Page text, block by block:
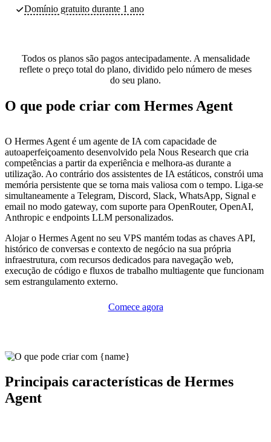
Domínio gratuito durante 1 ano
Todos os planos são pagos antecipadamente. A mensalidade
reflete o preço total do plano, dividido pelo número de meses
do seu plano.
O que pode criar com Hermes Agent
O Hermes Agent é um agente de IA com capacidade de
autoaperfeiçoamento desenvolvido pela Nous Research que cria
competências a partir da experiência e melhora-as durante a
utilização. Ao contrário dos assistentes de IA estáticos, constrói uma
memória persistente que se torna mais valiosa com o tempo. Liga-se
simultaneamente a Telegram, Discord, Slack, WhatsApp, Signal e
email no modo gateway, com suporte para OpenRouter, OpenAI,
Anthropic e endpoints LLM personalizados.
Alojar o Hermes Agent no seu VPS mantém todas as chaves API,
histórico de conversas e contexto de negócio na sua própria
infraestrutura, com recursos dedicados para navegação web,
execução de código e fluxos de trabalho multiagente que funcionam
sem estrangulamento externo.
Comece agora
Principais características de Hermes
Agent